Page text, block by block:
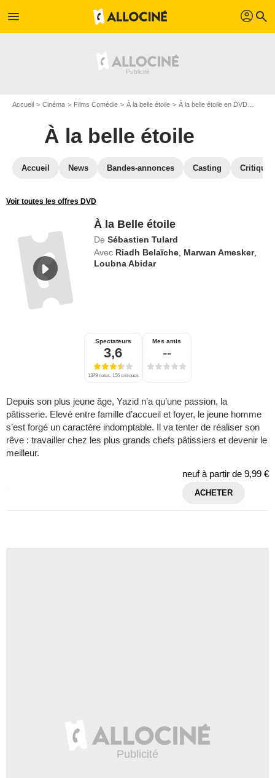
menu profil search
Accueil Cinéma Films Comédie À la belle étoile À la belle étoile en DVD
À la belle étoile
Accueil News Bandes-annonces Casting
Voir toutes les offres DVD
À la Belle étoile
De Sébastien Tulard
Avec Riadh Belaïche Marwan Amesker,
Loubna Abidar
Spectateurs
3,6
1379 notes, 156 critiques
Mes amis
--
Depuis son plus jeune âge, Yazid n’a qu’une passion, la
pâtisserie. Elevé entre famille d’accueil et foyer, le jeune homme
s’est forgé un caractère indomptable. Il va tenter de réaliser son
rêve : travailler chez les plus grands chefs pâtissiers et devenir le
meilleur.
neuf à partir de 9,99 €
ACHETER